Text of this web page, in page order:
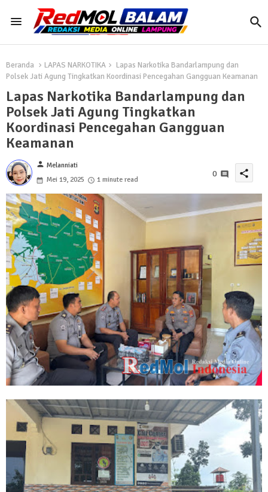
Beranda LAPAS NARKOTIKA
Lapas Narkotika Bandarlampung dan
Polsek Jati Agung Tingkatkan Koordinasi Pencegahan Gangguan Keamanan
Lapas Narkotika Bandarlampung dan
Polsek Jati Agung Tingkatkan
Koordinasi Pencegahan Gangguan
Keamanan
person Melanniati
Mei 19, 2025
1 minute read
0 share